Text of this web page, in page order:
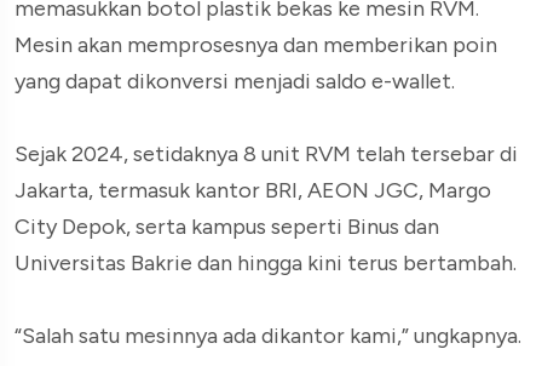
memasukkan botol plastik bekas ke mesin RVM.
Mesin akan memprosesnya dan memberikan poin
yang dapat dikonversi menjadi saldo e-wallet.
Sejak 2024, setidaknya 8 unit RVM telah tersebar di
Jakarta, termasuk kantor BRI, AEON JGC, Margo
City Depok, serta kampus seperti Binus dan
Universitas Bakrie dan hingga kini terus bertambah.
“Salah satu mesinnya ada dikantor kami,” ungkapnya.